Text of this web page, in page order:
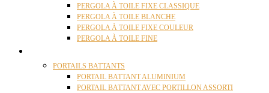
PERGOLA À TOILE FIXE CLASSIQUE
PERGOLA À TOILE BLANCHE
PERGOLA À TOILE FIXE COULEUR
PERGOLA À TOILE FINE
PORTAILS BATTANTS
PORTAIL BATTANT ALUMINIUM
PORTAIL BATTANT AVEC PORTILLON ASSORTI